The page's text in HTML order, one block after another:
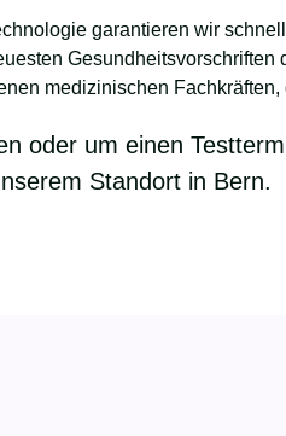
garantieren wir
medizinischen
oder um einen
Standort in Bern.